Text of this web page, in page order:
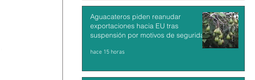
Aguacateros piden reanudar
exportaciones hacia EU tras
suspensión por motivos de seguridad
hace 15 horas